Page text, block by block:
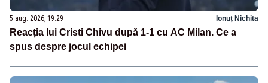
5 aug. 2026, 19:29 Ionuț Nichita
Reacția lui Cristi Chivu după 1-1 cu AC Milan. Ce a
spus despre jocul echipei